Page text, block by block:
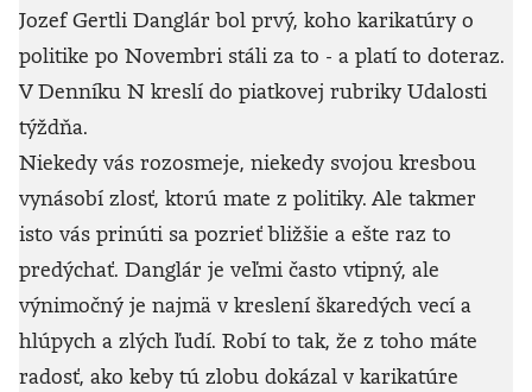
Jozef Gertli Danglár bol prvý, koho karikatúry o
politike po Novembri stáli za to - a platí to doteraz.
V Denníku N kreslí do piatkovej rubriky Udalosti
týždňa.
Niekedy vás rozosmeje, niekedy svojou kresbou
vynásobí zlosť, ktorú mate z politiky. Ale takmer
isto vás prinúti sa pozrieť bližšie a ešte raz to
predýchať. Danglár je veľmi často vtipný, ale
výnimočný je najmä v kreslení škaredých vecí a
hlúpych a zlých ľudí. Robí to tak, že z toho máte
radosť, ako keby tú zlobu dokázal v karikatúre